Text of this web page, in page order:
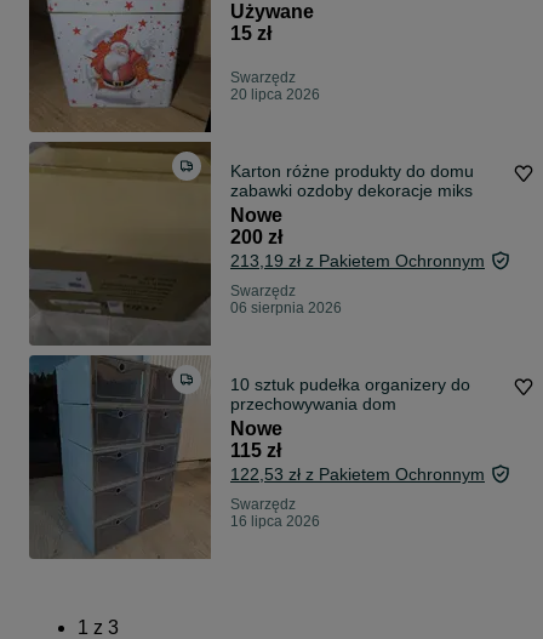
Używane
15 zł
Swarzędz
20 lipca 2026
Karton różne produkty do domu
zabawki ozdoby dekoracje miks
Nowe
200 zł
213,19 zł z Pakietem Ochronnym
Swarzędz
06 sierpnia 2026
10 sztuk pudełka organizery do
przechowywania dom
Nowe
115 zł
122,53 zł z Pakietem Ochronnym
Swarzędz
16 lipca 2026
1 z 3